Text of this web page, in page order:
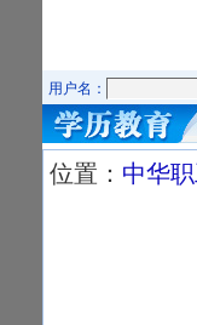
用户名：
位置： 中华